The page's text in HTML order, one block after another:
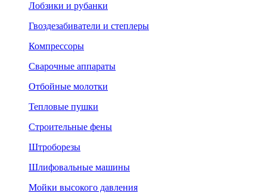
Лобзики и рубанки
Гвоздезабиватели и степлеры
Компрессоры
Сварочные аппараты
Отбойные молотки
Тепловые пушки
Строительные фены
Штроборезы
Шлифовальные машины
Мойки высокого давления